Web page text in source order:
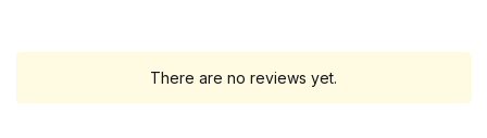
There are no reviews yet.